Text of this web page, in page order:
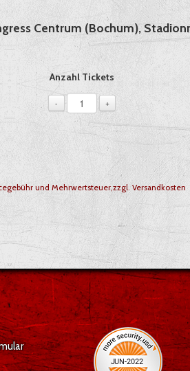
Centrum (Bochum),
verfügbar
Anzahl Tickets
- + 1
und Mehrwertsteuer,zzgl. Versandkosten